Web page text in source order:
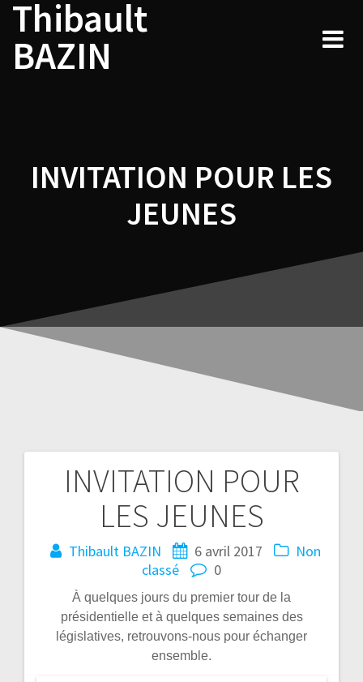
Skip
content
Thibault
BAZIN
INVITATION POUR LES
JEUNES
INVITATION POUR
LES JEUNES
Thibault BAZIN 6 avril 2017
Non
classé
0
À quelques jours du premier tour de la
présidentielle et à quelques semaines des
législatives, retrouvons-nous pour échanger
ensemble.
Navigation
de